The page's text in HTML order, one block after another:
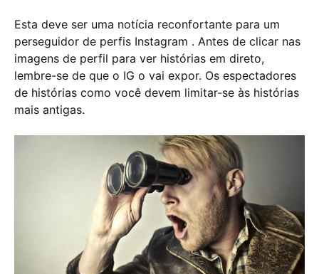
Esta deve ser uma notícia reconfortante para um
perseguidor de perfis Instagram . Antes de clicar nas
imagens de perfil para ver histórias em direto,
lembre-se de que o IG o vai expor. Os espectadores
de histórias como você devem limitar-se às histórias
mais antigas.